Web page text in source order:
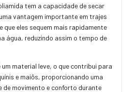
tem a capacidade de secar
vantagem importante em trajes
que eles sequem mais rapidamente
água, reduzindo assim o tempo de
um material leve, o que contribui para
e maiôs, proporcionando uma
de movimento e conforto durante